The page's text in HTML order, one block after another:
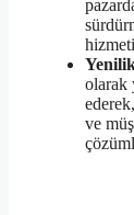
olarak
ve